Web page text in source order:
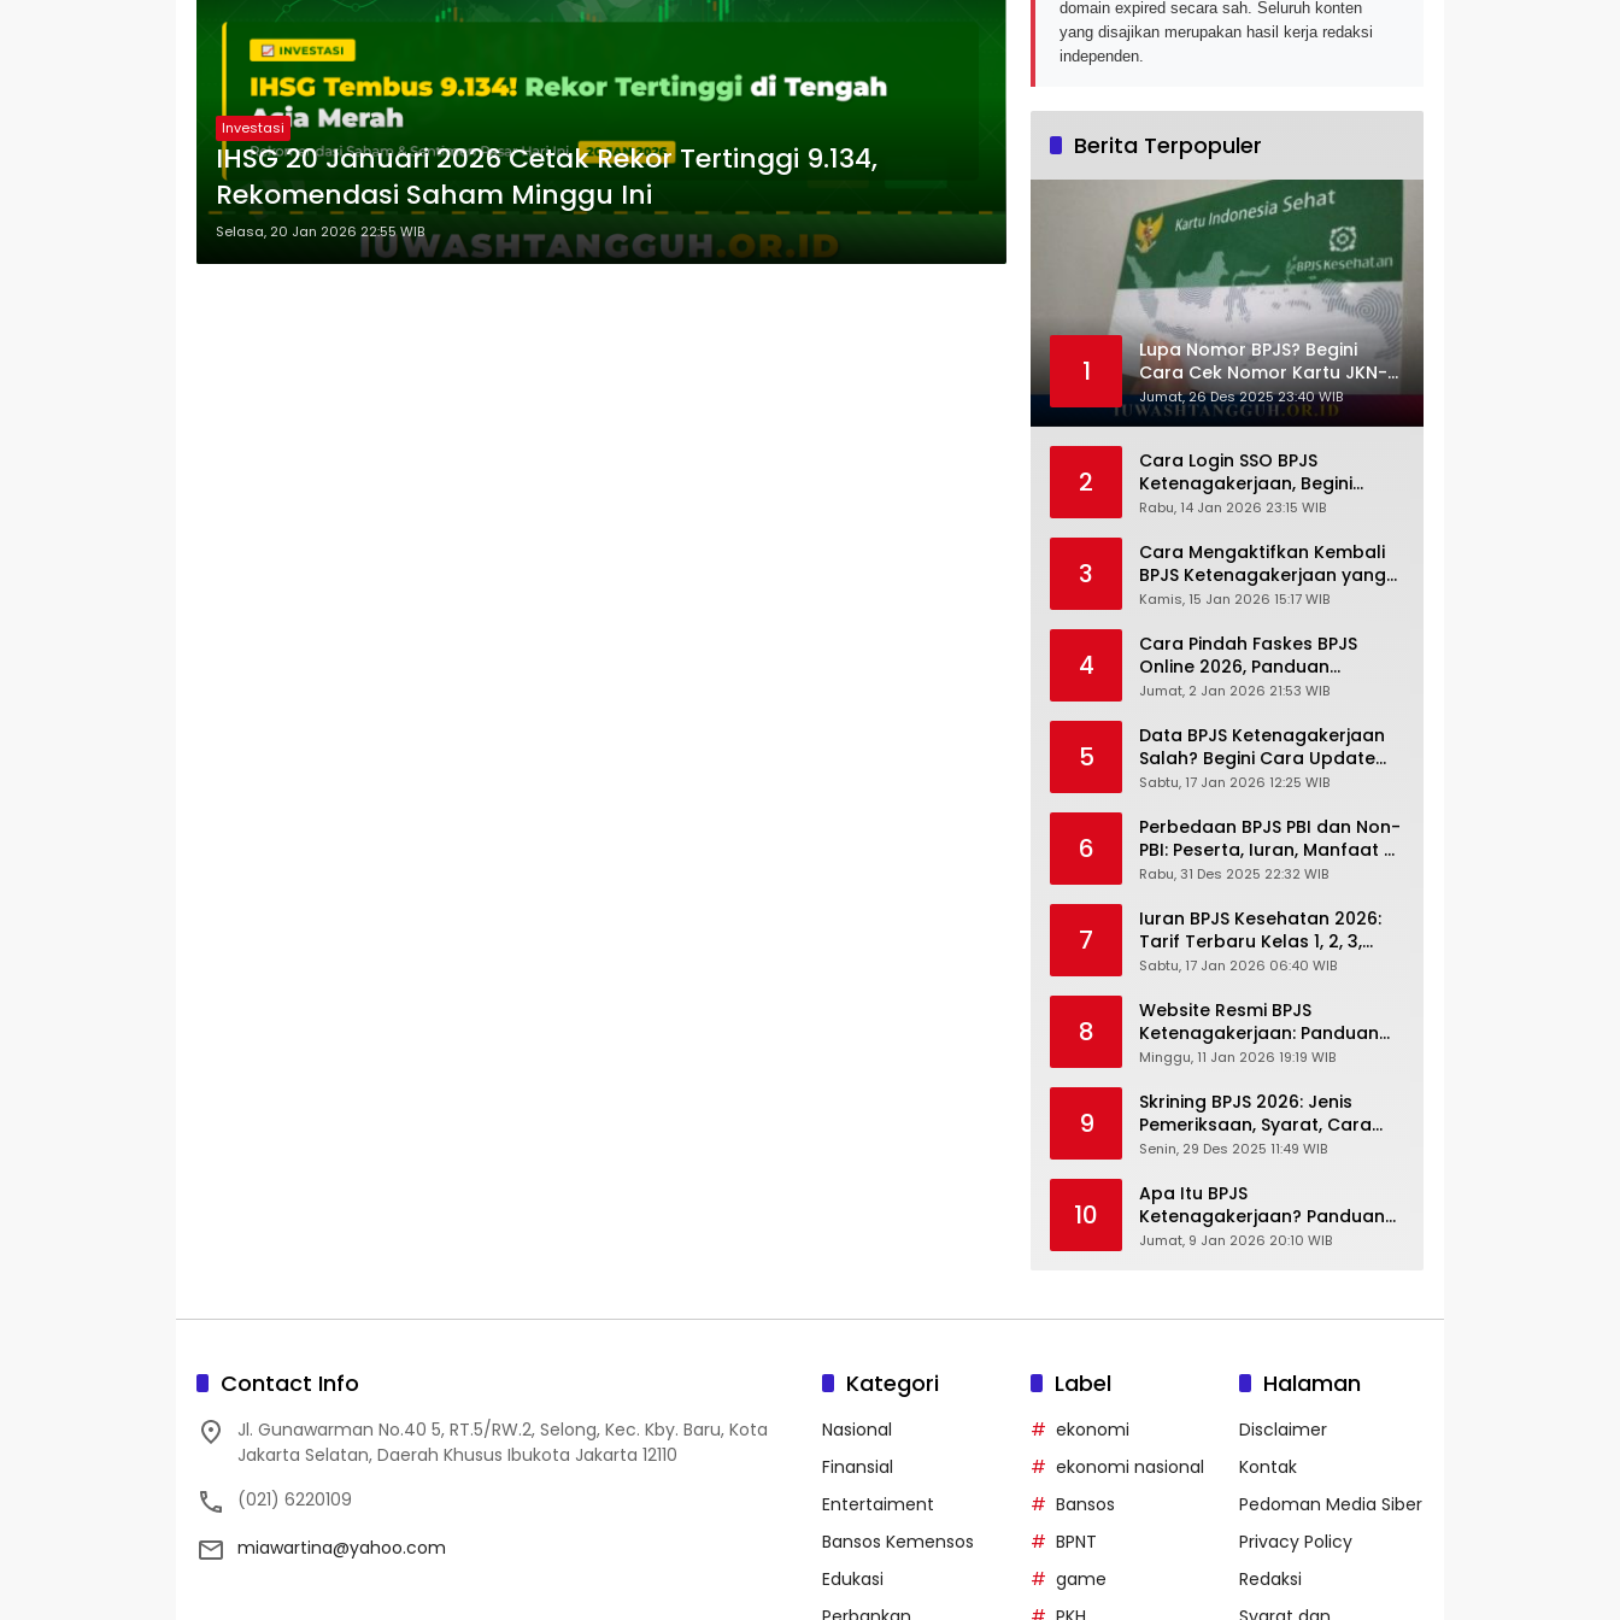
Investasi
IHSG 20 Januari 2026 Cetak Rekor Tertinggi 9.134,
Rekomendasi Saham Minggu Ini
Selasa, 20 Jan 2026 22:55 WIB
domain expired secara sah. Seluruh konten
yang disajikan merupakan hasil kerja redaksi
independen.
Berita Terpopuler
1
Lupa Nomor BPJS? Begini
Cara Cek Nomor Kartu JKN-
KIS dengan NIK KTP
Jumat, 26 Des 2025 23:40 WIB
2
Cara Login SSO BPJS
Ketenagakerjaan, Begini
Tutorial Lengkap dan
Rabu, 14 Jan 2026 23:15 WIB
3
Cara Mengaktifkan Kembali
BPJS Ketenagakerjaan yang
Nonaktif, Begini Panduan
Kamis, 15 Jan 2026 15:17 WIB
4
Cara Pindah Faskes BPJS
Online 2026, Panduan
Lengkap via Mobile JKN,
Cabang
Jumat, 2 Jan 2026 21:53 WIB
5
Data BPJS Ketenagakerjaan
Salah? Begini Cara Update
Rekening, Alamat, HP di JMO
Sabtu, 17 Jan 2026 12:25 WIB
6
Perbedaan BPJS PBI dan Non-
PBI: Peserta, Iuran, Manfaat &
Masa Berlaku Terbaru 2026
Rabu, 31 Des 2025 22:32 WIB
7
Iuran BPJS Kesehatan 2026:
Tarif Terbaru Kelas 1, 2, 3,
Cara Bayar, Denda &
JKN-KIS
Sabtu, 17 Jan 2026 06:40 WIB
8
Website Resmi BPJS
Ketenagakerjaan: Panduan
Lengkap Akses dan Fitur
Minggu, 11 Jan 2026 19:19 WIB
9
Skrining BPJS 2026: Jenis
Pemeriksaan, Syarat, Cara
Daftar & Cek Riwayat
Senin, 29 Des 2025 11:49 WIB
10
Apa Itu BPJS
Ketenagakerjaan? Panduan
Lengkap untuk Pekerja dan
Jumat, 9 Jan 2026 20:10 WIB
Contact Info
Jl. Gunawarman No.40 5, RT.5/RW.2, Selong, Kec. Kby. Baru, Kota
Jakarta Selatan, Daerah Khusus Ibukota Jakarta 12110
(021) 6220109
miawartina@yahoo.com
Kategori
Nasional
Finansial
Entertaiment
Bansos Kemensos
Edukasi
Label
ekonomi
ekonomi nasional
Bansos
BPNT
game
Halaman
Disclaimer
Kontak
Pedoman Media Siber
Privacy Policy
Redaksi